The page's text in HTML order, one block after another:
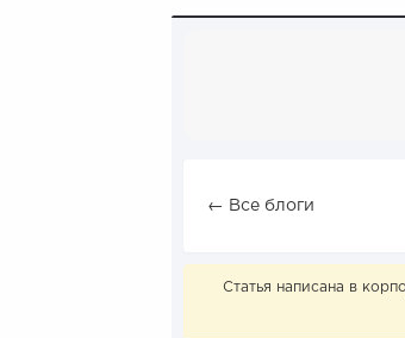
← Все блоги
Статья написана в